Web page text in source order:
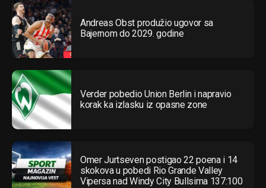
Andreas Obst produžio ugovor sa
Bajernom do 2029. godine
Verder pobedio Union Berlin i napravio
korak ka izlasku iz opasne zone
Omer Jurtseven postigao 22 poena i 14
skokova u pobedi Rio Grande Valley
Vipersa nad Windy City Bullsima 137:100